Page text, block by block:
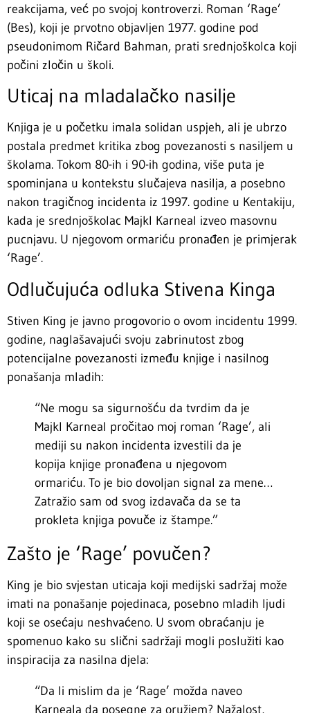
reakcijama, već po svojoj kontroverzi. Roman ‘Rage’
(Bes), koji je prvotno objavljen 1977. godine pod
pseudonimom Ričard Bahman, prati srednjoškolca koji
počini zločin u školi.
Uticaj na mladalačko nasilje
Knjiga je u početku imala solidan uspjeh, ali je ubrzo
postala predmet kritika zbog povezanosti s nasiljem u
školama. Tokom 80-ih i 90-ih godina, više puta je
spominjana u kontekstu slučajeva nasilja, a posebno
nakon tragičnog incidenta iz 1997. godine u Kentakiju,
kada je srednjoškolac Majkl Karneal izveo masovnu
pucnjavu. U njegovom ormariću pronađen je primjerak
‘Rage’.
Odlučujuća odluka Stivena Kinga
Stiven King je javno progovorio o ovom incidentu 1999.
godine, naglašavajući svoju zabrinutost zbog
potencijalne povezanosti između knjige i nasilnog
ponašanja mladih:
“Ne mogu sa sigurnošću da tvrdim da je
Majkl Karneal pročitao moj roman ‘Rage’, ali
mediji su nakon incidenta izvestili da je
kopija knjige pronađena u njegovom
ormariću. To je bio dovoljan signal za mene…
Zatražio sam od svog izdavača da se ta
prokleta knjiga povuče iz štampe.”
Zašto je ‘Rage’ povučen?
King je bio svjestan uticaja koji medijski sadržaj može
imati na ponašanje pojedinaca, posebno mladih ljudi
koji se osećaju neshvaćeno. U svom obraćanju je
spomenuo kako su slični sadržaji mogli poslužiti kao
inspiracija za nasilna djela:
“Da li mislim da je ‘Rage’ možda naveo
Karneala da posegne za oružjem? Nažalost,